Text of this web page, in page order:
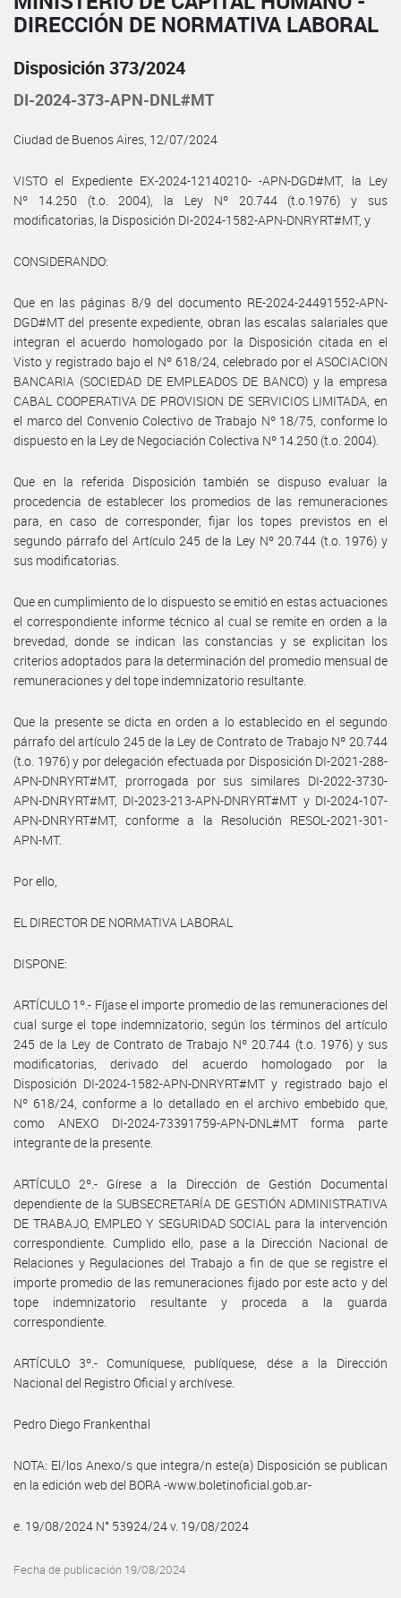
DIRECCIÓN DE NORMATIVA LABORAL
Disposición 373/2024
DI-2024-373-APN-DNL#MT
Ciudad de Buenos Aires, 12/07/2024
VISTO el Expediente EX-2024-12140210- -APN-DGD#MT, la Ley
Nº 14.250 (t.o. 2004), la Ley Nº 20.744 (t.o.1976) y sus
modificatorias, la Disposición DI-2024-1582-APN-DNRYRT#MT, y
CONSIDERANDO:
Que en las páginas 8/9 del documento RE-2024-24491552-APN-
DGD#MT del presente expediente, obran las escalas salariales que
integran el acuerdo homologado por la Disposición citada en el
Visto y registrado bajo el Nº 618/24, celebrado por el ASOCIACION
BANCARIA (SOCIEDAD DE EMPLEADOS DE BANCO) y la empresa
CABAL COOPERATIVA DE PROVISION DE SERVICIOS LIMITADA, en
el marco del Convenio Colectivo de Trabajo Nº 18/75, conforme lo
dispuesto en la Ley de Negociación Colectiva Nº 14.250 (t.o. 2004).
Que en la referida Disposición también se dispuso evaluar la
procedencia de establecer los promedios de las remuneraciones
para, en caso de corresponder, fijar los topes previstos en el
segundo párrafo del Artículo 245 de la Ley Nº 20.744 (t.o. 1976) y
sus modificatorias.
Que en cumplimiento de lo dispuesto se emitió en estas actuaciones
el correspondiente informe técnico al cual se remite en orden a la
brevedad, donde se indican las constancias y se explicitan los
criterios adoptados para la determinación del promedio mensual de
remuneraciones y del tope indemnizatorio resultante.
Que la presente se dicta en orden a lo establecido en el segundo
párrafo del artículo 245 de la Ley de Contrato de Trabajo Nº 20.744
(t.o. 1976) y por delegación efectuada por Disposición DI-2021-288-
APN-DNRYRT#MT, prorrogada por sus similares DI-2022-3730-
APN-DNRYRT#MT, DI-2023-213-APN-DNRYRT#MT y DI-2024-107-
APN-DNRYRT#MT, conforme a la Resolución RESOL-2021-301-
APN-MT.
Por ello,
EL DIRECTOR DE NORMATIVA LABORAL
DISPONE:
ARTÍCULO 1º.- Fíjase el importe promedio de las remuneraciones del
cual surge el tope indemnizatorio, según los términos del artículo
245 de la Ley de Contrato de Trabajo Nº 20.744 (t.o. 1976) y sus
modificatorias, derivado del acuerdo homologado por la
Disposición DI-2024-1582-APN-DNRYRT#MT y registrado bajo el
Nº 618/24, conforme a lo detallado en el archivo embebido que,
como ANEXO DI-2024-73391759-APN-DNL#MT forma parte
integrante de la presente.
ARTÍCULO 2º.- Gírese a la Dirección de Gestión Documental
dependiente de la SUBSECRETARÍA DE GESTIÓN ADMINISTRATIVA
DE TRABAJO, EMPLEO Y SEGURIDAD SOCIAL para la intervención
correspondiente. Cumplido ello, pase a la Dirección Nacional de
Relaciones y Regulaciones del Trabajo a fin de que se registre el
importe promedio de las remuneraciones fijado por este acto y del
tope indemnizatorio resultante y proceda a la guarda
correspondiente.
ARTÍCULO 3º.- Comuníquese, publíquese, dése a la Dirección
Nacional del Registro Oficial y archívese.
Pedro Diego Frankenthal
NOTA: El/los Anexo/s que integra/n este(a) Disposición se publican
en la edición web del BORA -www.boletinoficial.gob.ar-
e. 19/08/2024 N° 53924/24 v. 19/08/2024
Fecha de publicación 19/08/2024